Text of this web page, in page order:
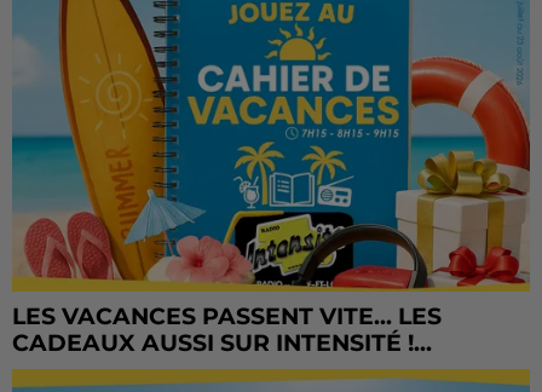
LES VACANCES PASSENT VITE... LES
CADEAUX AUSSI SUR INTENSITÉ !...